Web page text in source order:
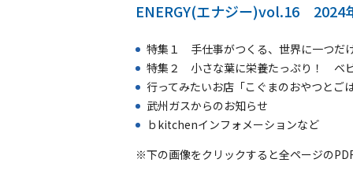
ENERGY(エナジー)vol.16 2024
特集１ 手仕事がつくる、世界に一つ
特集２ 小さな葉に栄養たっぷり！ ベ
行ってみたいお店「こぐまのおやつとごは
武州ガスからのお知らせ
ｂkitchenインフォメーションなど
※下の画像をクリックすると全ページの